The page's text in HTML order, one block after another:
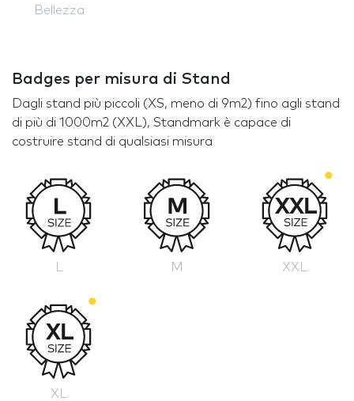
Bellezza
Badges per misura di Stand
Dagli stand più piccoli (XS, meno di 9m2) fino agli stand
di più di 1000m2 (XXL), Standmark è capace di
costruire stand di qualsiasi misura
L M XXL
XL